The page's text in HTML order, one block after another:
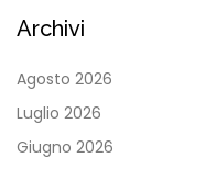
Archivi
Agosto 2026
Luglio 2026
Giugno 2026